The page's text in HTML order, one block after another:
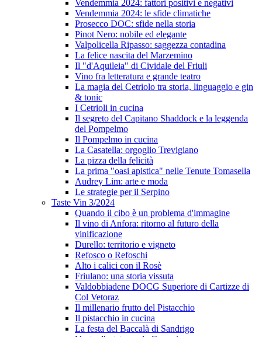
Vendemmia 2024: fattori positivi e negativi
Vendemmia 2024: le sfide climatiche
Prosecco DOC: sfide nella storia
Pinot Nero: nobile ed elegante
Valpolicella Ripasso: saggezza contadina
La felice nascita del Marzemino
Il "d'Aquileia" di Cividale del Friuli
Vino fra letteratura e grande teatro
La magia del Cetriolo tra storia, linguaggio e gin
& tonic
I Cetrioli in cucina
Il segreto del Capitano Shaddock e la leggenda
del Pompelmo
Il Pompelmo in cucina
La Casatella: orgoglio Trevigiano
La pizza della felicità
La prima "oasi apistica" nelle Tenute Tomasella
Audrey Lim: arte e moda
Le strategie per il Serpino
Taste Vin 3/2024
Quando il cibo è un problema d'immagine
Il vino di Anfora: ritorno al futuro della
vinificazione
Durello: territorio e vigneto
Refosco o Refoschi
Alto i calici con il Rosè
Friulano: una storia vissuta
Valdobbiadene DOCG Superiore di Cartizze di
Col Vetoraz
Il millenario frutto del Pistacchio
Il pistacchio in cucina
La festa del Baccalà di Sandrigo